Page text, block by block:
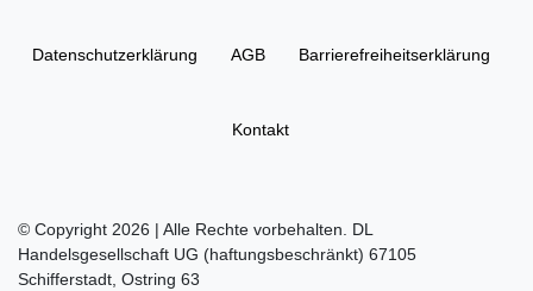
Daten­schutz­erklärung AGB Barrierefreiheitserklärung
Kontakt
© Copyright 2026 | Alle Rechte vorbehalten. DL
Handelsgesellschaft UG (haftungsbeschränkt) 67105
Schifferstadt, Ostring 63